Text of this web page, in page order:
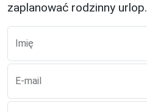
zaplanować rodzinny urlop.
Imię
E-mail